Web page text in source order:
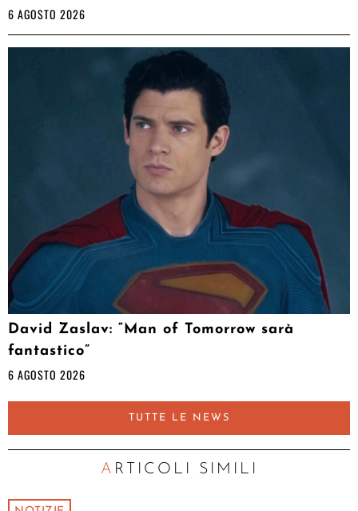
6 AGOSTO 2026
David Zaslav: “Man of Tomorrow sarà
fantastico”
6 AGOSTO 2026
TUTTE LE NEWS
ARTICOLI SIMILI